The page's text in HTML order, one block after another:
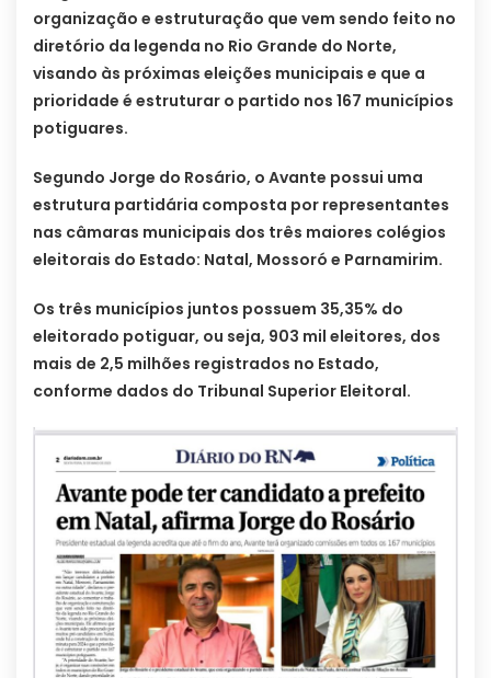
organização e estruturação que vem sendo feito no
diretório da legenda no Rio Grande do Norte,
visando às próximas eleições municipais e que a
prioridade é estruturar o partido nos 167 municípios
potiguares.
Segundo Jorge do Rosário, o Avante possui uma
estrutura partidária composta por representantes
nas câmaras municipais dos três maiores colégios
eleitorais do Estado: Natal, Mossoró e Parnamirim.
Os três municípios juntos possuem 35,35% do
eleitorado potiguar, ou seja, 903 mil eleitores, dos
mais de 2,5 milhões registrados no Estado,
conforme dados do Tribunal Superior Eleitoral.